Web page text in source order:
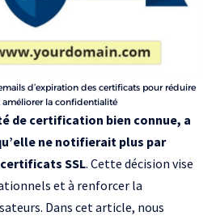
d’expiration des certificats pour réduire
améliorer la confidentialité
de certification bien connue, a
ne notifierait plus par
SSL. Cette décision vise
et à renforcer la
Dans cet article, nous